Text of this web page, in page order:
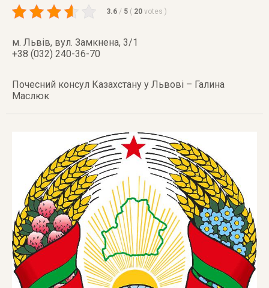
3.6 / 5 ( 20 votes )
м. Львів, вул. Замкнена, 3/1
+38 (032) 240-36-70
Почесний консул Казахстану у Львові – Галина
Маслюк